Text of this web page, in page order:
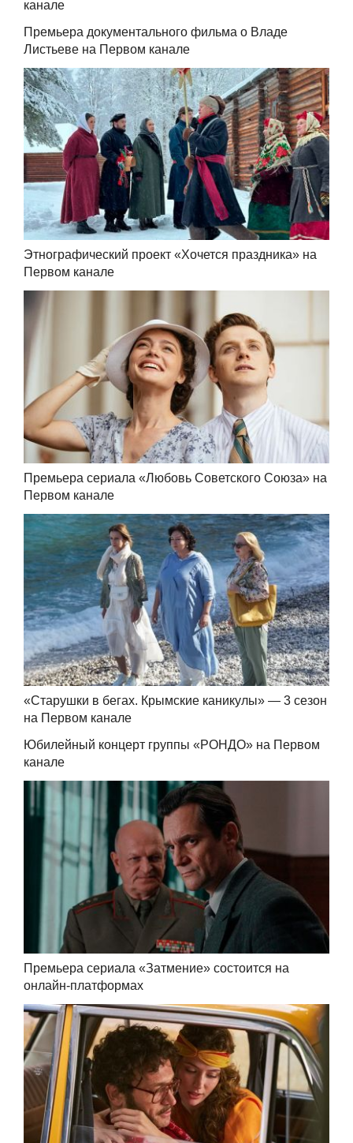
канале
Премьера документального фильма о Владе
Листьеве на Первом канале
Этнографический проект «Хочется праздника» на
Первом канале
Премьера сериала «Любовь Советского Союза» на
Первом канале
«Старушки в бегах. Крымские каникулы» — 3 сезон
на Первом канале
Юбилейный концерт группы «РОНДО» на Первом
канале
Премьера сериала «Затмение» состоится на
онлайн-платформах